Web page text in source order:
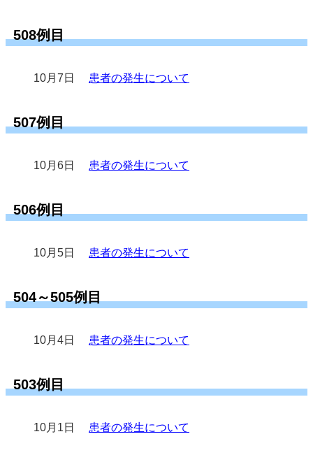
508例目
10月7日 患者の発生について
507例目
10月6日 患者の発生について
506例目
10月5日 患者の発生について
504～505例目
10月4日 患者の発生について
503例目
10月1日 患者の発生について